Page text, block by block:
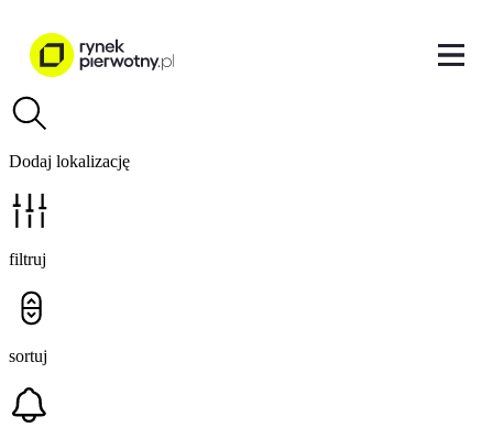
Dodaj lokalizację
filtruj
sortuj